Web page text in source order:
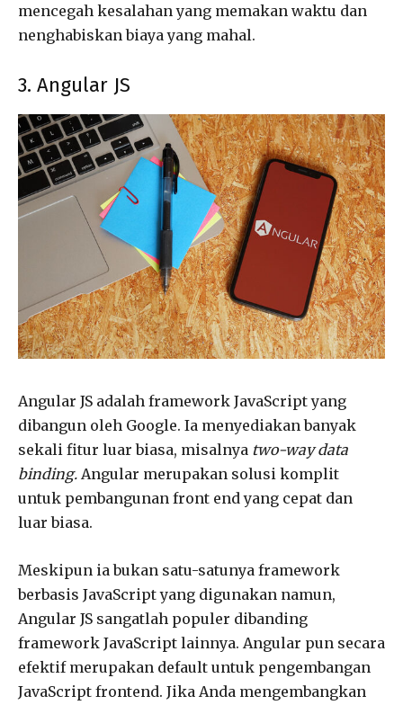
mencegah kesalahan yang memakan waktu dan
nenghabiskan biaya yang mahal.
3. Angular JS
Angular JS adalah framework JavaScript yang
dibangun oleh Google. Ia menyediakan banyak
sekali fitur luar biasa, misalnya two-way data
binding. Angular merupakan solusi komplit
untuk pembangunan front end yang cepat dan
luar biasa.
Meskipun ia bukan satu-satunya framework
berbasis JavaScript yang digunakan namun,
Angular JS sangatlah populer dibanding
framework JavaScript lainnya. Angular pun secara
efektif merupakan default untuk pengembangan
JavaScript frontend. Jika Anda mengembangkan